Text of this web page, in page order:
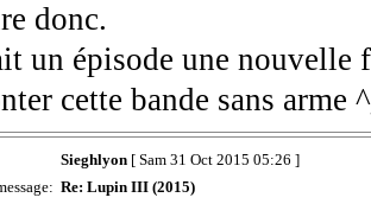
donc.
un épisode une nouvelle
cette bande sans arme
Sieghlyon[ Sam 31 Oct 2015 05:26 ]
Re: Lupin III (2015)